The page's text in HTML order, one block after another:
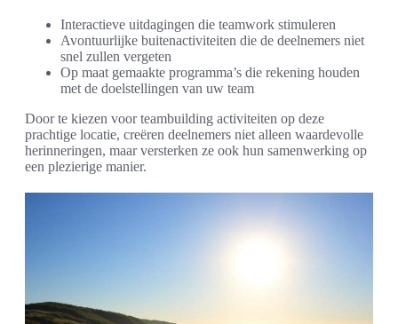
Interactieve uitdagingen die teamwork stimuleren
Avontuurlijke buitenactiviteiten die de deelnemers niet
snel zullen vergeten
Op maat gemaakte programma’s die rekening houden
met de doelstellingen van uw team
Door te kiezen voor teambuilding activiteiten op deze
prachtige locatie, creëren deelnemers niet alleen waardevolle
herinneringen, maar versterken ze ook hun samenwerking op
een plezierige manier.